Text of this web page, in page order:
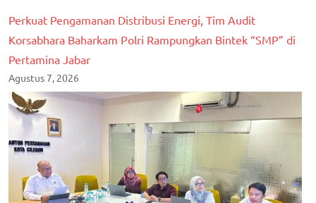
Perkuat Pengamanan Distribusi Energi, Tim Audit
Korsabhara Baharkam Polri Rampungkan Bintek “SMP” di
Pertamina Jabar
Agustus 7, 2026